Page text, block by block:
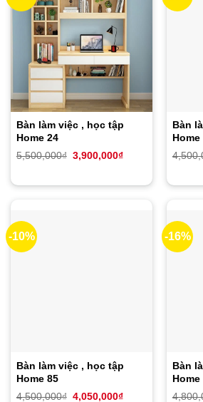
Bàn làm việc , học tập
Home 24
5,500,000₫ Giá
5,500,000₫.
3,900,000₫Giá
là:
Bàn
Home
-10%
Bàn làm việc , học tập
Home 85
4,500,000₫ Giá
4,050,000₫Giá
-16%
Bàn
Home